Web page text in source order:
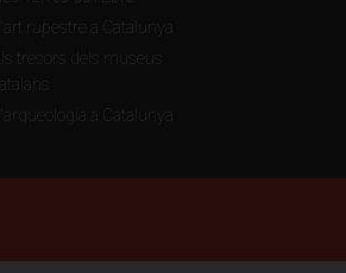
L'art rupestre a Catalunya
Els tresors dels museus
catalans
L'arqueologia a Catalunya